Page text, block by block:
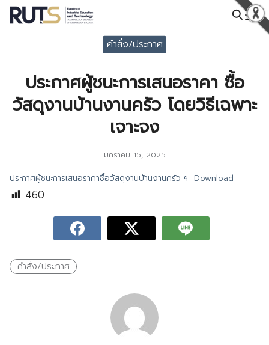
Skip
คำสั่ง/ประกาศ
ประกาศผู้ชนะการเสนอราคา ซื้อ
วัสดุงานบ้านงานครัว โดยวิธีเฉพาะ
เจาะจง
มกราคม 15, 2025
ประกาศผู้ชนะการเสนอราคาซื้อวัสดุงานบ้านงานครัว ฯ Download
460
คำสั่ง/ประกาศ